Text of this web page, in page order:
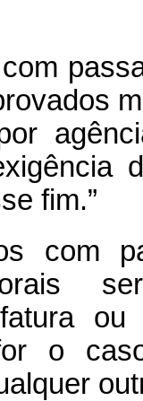
fim.”
com
o